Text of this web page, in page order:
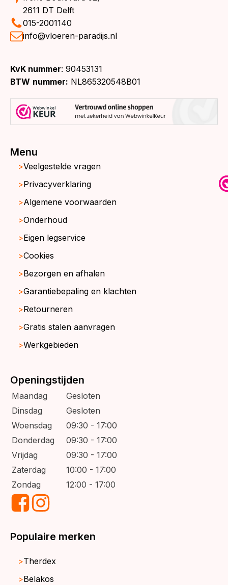
2611 DT Delft
015-2001140
info@vloeren-paradijs.nl
KvK nummer: 90453131
BTW nummer: NL865320548B01
Menu
Veelgestelde vragen
Privacyverklaring
Algemene voorwaarden
Onderhoud
Eigen legservice
Cookies
Bezorgen en afhalen
Garantiebepaling en klachten
Retourneren
Gratis stalen aanvragen
Werkgebieden
Openingstijden
Maandag
Gesloten
Dinsdag
Gesloten
Woensdag
09:30 - 17:00
Donderdag
09:30 - 17:00
Vrijdag
09:30 - 17:00
Zaterdag
10:00 - 17:00
Zondag
12:00 - 17:00
Populaire merken
Therdex
Belakos